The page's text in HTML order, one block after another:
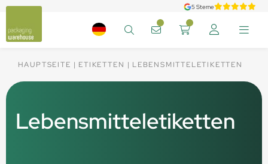
5 Sterne
HAUPTSEITE ETIKETTEN LEBENSMITTELETIKETTEN
Lebensmitteletiketten